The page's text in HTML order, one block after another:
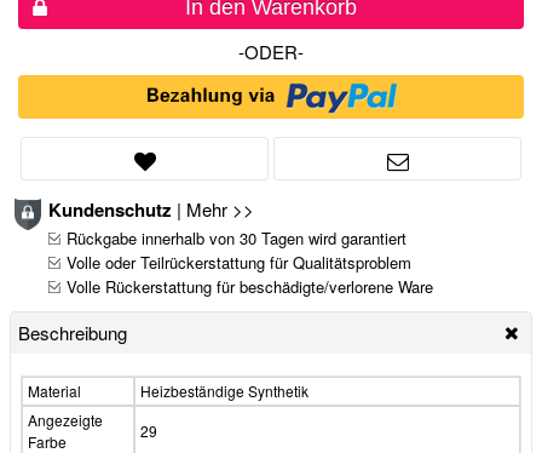
In den Warenkorb
-ODER-
Kundenschutz | Mehr >>
Rückgabe innerhalb von 30 Tagen wird garantiert
Volle oder Teilrückerstattung für Qualitätsproblem
Volle Rückerstattung für beschädigte/verlorene Ware
Beschreibung
Material
Heizbeständige Synthetik
Angezeigte
Farbe
29